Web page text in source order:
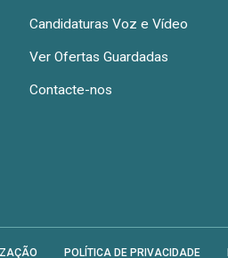
Candidaturas Voz e Vídeo
Ver Ofertas Guardadas
Contacte-nos
POLÍTICA DE PRIVACIDADE